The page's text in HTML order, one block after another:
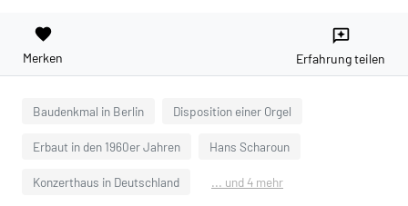
favorite
Merken
reviews
Erfahrung teilen
Baudenkmal in Berlin Disposition einer Orgel
Erbaut in den 1960er Jahren Hans Scharoun
Konzerthaus in Deutschland ... und 4 mehr